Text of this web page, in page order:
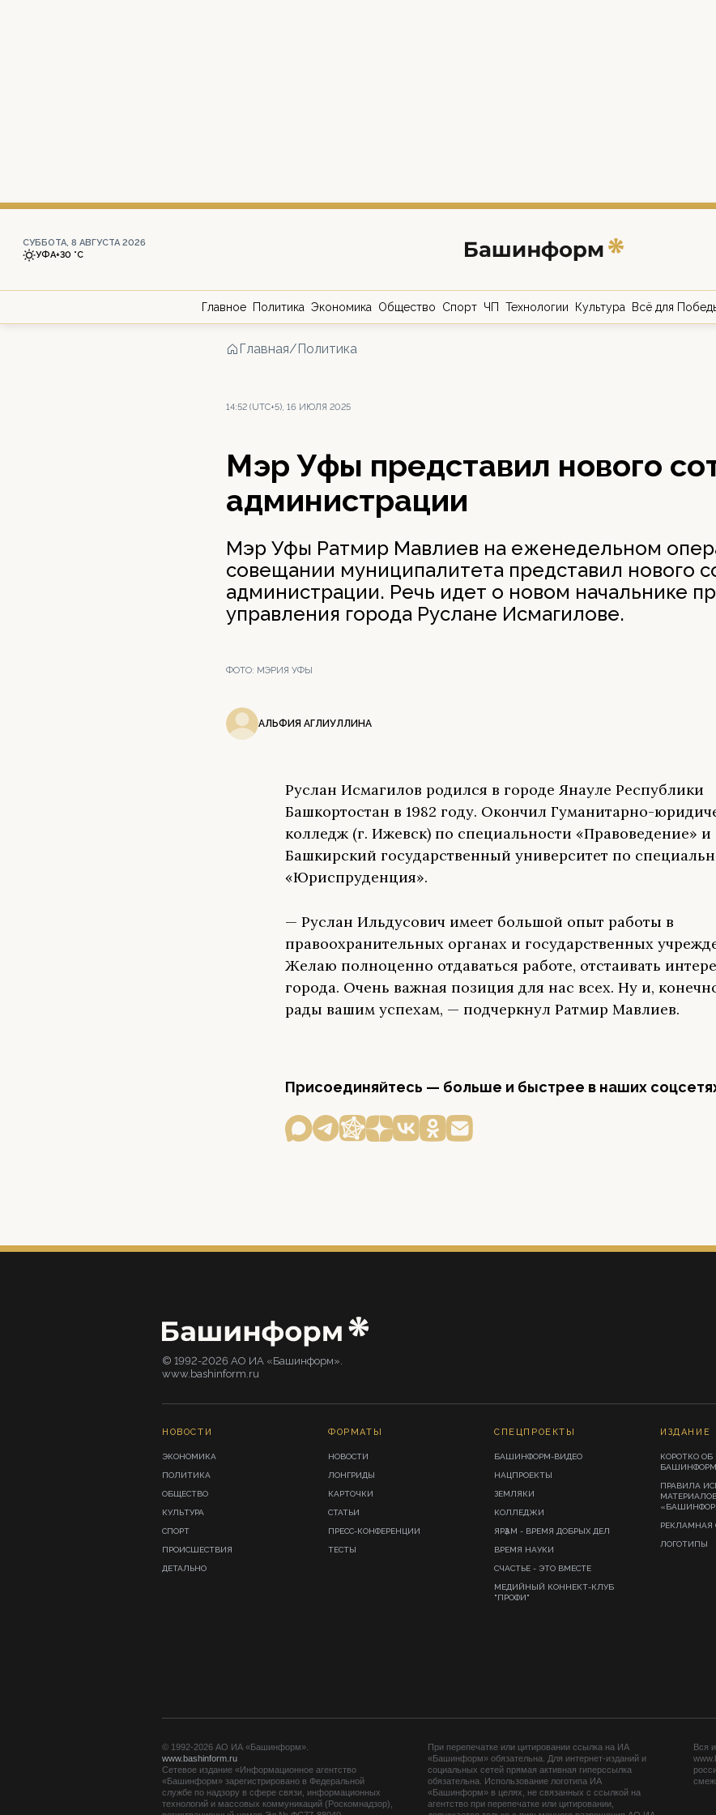
СУББОТА, 8 АВГУСТА 2026
УФА+30 °С
Главное Политика Экономика Общество Спорт ЧП Технологии Культура Всё для
Главная/Политика
14:52 (UTC+5), 16 ИЮЛЯ 2025
Мэр Уфы представил нового
администрации
Мэр Уфы Ратмир Мавлиев на еженедельном
совещании муниципалитета представил нового
администрации. Речь идет о новом начальнике
управления города Руслане Исмагилове.
ФОТО: МЭРИЯ УФЫ
АЛЬФИЯ АГЛИУЛЛИНА
Руслан Исмагилов родился в городе Янауле Республики
Башкортостан в 1982 году. Окончил Гуманитарно-
колледж (г. Ижевск) по специальности «Правоведение» и
Башкирский государственный университет по
«Юриспруденция».
— Руслан Ильдусович имеет большой опыт работы в
правоохранительных органах и государственных
Желаю полноценно отдаваться работе, отстаивать
города. Очень важная позиция для нас всех. Ну и,
рады вашим успехам, — подчеркнул Ратмир Мавлиев.
Присоединяйтесь — больше и быстрее в наших
© 1992-2026 АО ИА «Башинформ».
www.bashinform.ru
НОВОСТИ
ЭКОНОМИКА
ПОЛИТИКА
ОБЩЕСТВО
КУЛЬТУРА
СПОРТ
ПРОИСШЕСТВИЯ
ДЕТАЛЬНО
ФОРМАТЫ
НОВОСТИ
ЛОНГРИДЫ
КАРТОЧКИ
СТАТЬИ
ПРЕСС-КОНФЕРЕНЦИИ
ТЕСТЫ
СПЕЦПРОЕКТЫ
БАШИНФОРМ-ВИДЕО
НАЦПРОЕКТЫ
ЗЕМЛЯКИ
КОЛЛЕДЖИ
ЯРҘАМ - ВРЕМЯ ДОБРЫХ ДЕЛ
ВРЕМЯ НАУКИ
СЧАСТЬЕ - ЭТО ВМЕСТЕ
МЕДИЙНЫЙ КОННЕКТ-КЛУБ
"ПРОФИ"
ИЗДАНИЕ
КОРОТКО ОБ
ПРАВИЛА
РЕКЛАМНАЯ
ЛОГОТИПЫ
© 1992-2026 АО ИА «Башинформ».
www.bashinform.ru
Сетевое издание «Информационное агентство
«Башинформ» зарегистрировано в Федеральной
службе по надзору в сфере связи, информационных
технологий и массовых коммуникаций (Роскомнадзор),
При перепечатке или цитировании ссылка на ИА
«Башинформ» обязательна. Для интернет-изданий и
социальных сетей прямая активная гиперссылка
обязательна. Использование логотипа ИА
«Башинформ» в целях, не связанных с ссылкой на
агентство при перепечатке или цитировании,
Вся